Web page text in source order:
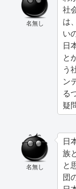
名無し
社
は
い
日
と
う
ン
る
疑
名無し
日
族
と
団